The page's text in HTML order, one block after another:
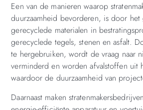
Een van de manieren waarop
duurzaamheid bevorderen, is door het
gerecyclede materialen in
gerecyclede tegels, stenen en asfalt.
te hergebruiken, wordt de vraag naar
verminderd en worden afvalstoffen uit
waardoor de duurzaamheid van
Daarnaast maken